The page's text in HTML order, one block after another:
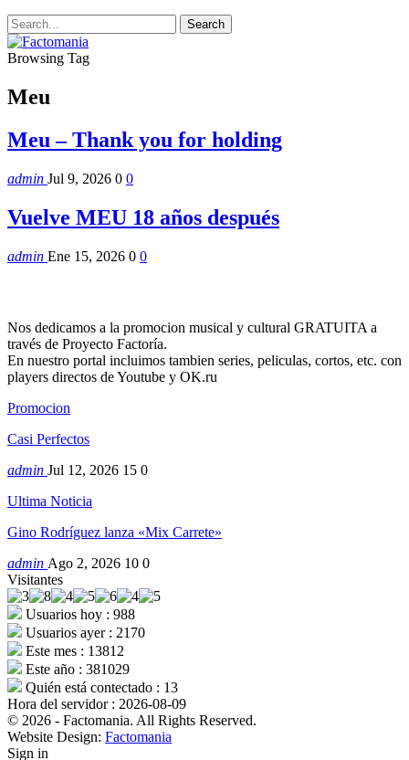
Browsing Tag
Meu
Meu – Thank you for holding
admin Jul 9, 2026 0 0
Vuelve MEU 18 años después
admin Ene 15, 2026 0 0
Nos dedicamos a la promocion musical y cultural GRATUITA a
través de Proyecto Factoría.
En nuestro portal incluimos tambien series, peliculas, cortos, etc. con
players directos de Youtube y OK.ru
Promocion
Casi Perfectos
admin Jul 12, 2026 15 0
Ultima Noticia
Gino Rodríguez lanza «Mix Carrete»
admin Ago 2, 2026 10 0
Visitantes
Usuarios hoy : 988
Usuarios ayer : 2170
Este mes : 13812
Este año : 381029
Quién está contectado : 13
Hora del servidor : 2026-08-09
© 2026 - Factomania. All Rights Reserved.
Website Design: Factomania
Sign in